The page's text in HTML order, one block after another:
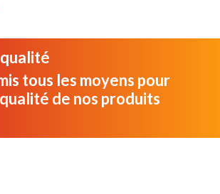
tous les moyens pour
de nos produits